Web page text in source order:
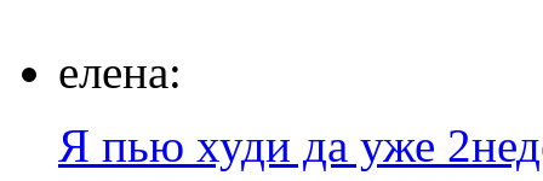
елена:
Я пью худи да уже